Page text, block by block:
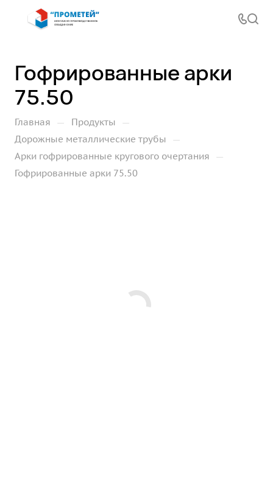
Гофрированные арки
75.50
Главная — Продукты —
Дорожные металлические трубы —
Арки гофрированные кругового очертания —
Гофрированные арки 75.50